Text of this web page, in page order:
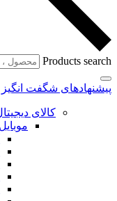
Products search
پیشنهادهای شگفت انگیز
کالای
موبایل